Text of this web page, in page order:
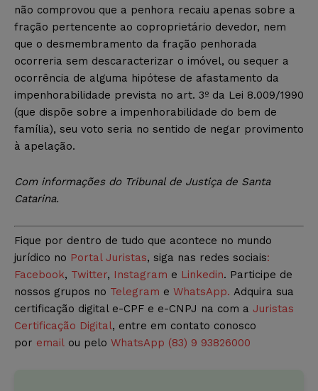
não comprovou que a penhora recaiu apenas sobre a
fração pertencente ao coproprietário devedor, nem
que o desmembramento da fração penhorada
ocorreria sem descaracterizar o imóvel, ou sequer a
ocorrência de alguma hipótese de afastamento da
impenhorabilidade prevista no art. 3º da Lei 8.009/1990
(que dispõe sobre a impenhorabilidade do bem de
família), seu voto seria no sentido de negar provimento
à apelação.
Com informações do Tribunal de Justiça de Santa
Catarina.
Fique por dentro de tudo que acontece no mundo
jurídico no Portal Juristas, siga nas redes sociais:
Facebook, Twitter, Instagram e Linkedin. Participe de
nossos grupos no Telegram e WhatsApp. Adquira sua
certificação digital e-CPF e e-CNPJ na com a Juristas
Certificação Digital, entre em contato conosco
por email ou pelo WhatsApp (83) 9 93826000